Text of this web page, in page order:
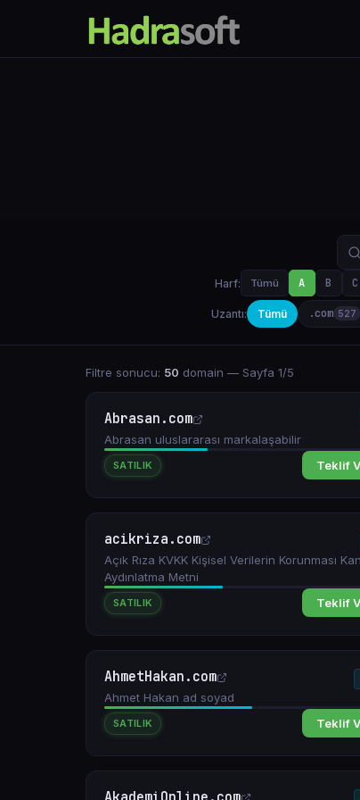
Harf: Tümü A B C
Uzantı: Tümü .com 527
Filtre sonucu: 50 domain — Sayfa 1/5
Abrasan.com
Abrasan uluslararası markalaşabilir
SATILIK Teklif
acikriza.com
Açık Rıza KVKK Kişisel Verilerin Korunması
Aydınlatma Metni
SATILIK Teklif
AhmetHakan.com
Ahmet Hakan ad soyad
SATILIK Teklif